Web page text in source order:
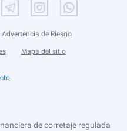
Advertencia de Riesgo
Mapa del sitio
de corretaje regulada